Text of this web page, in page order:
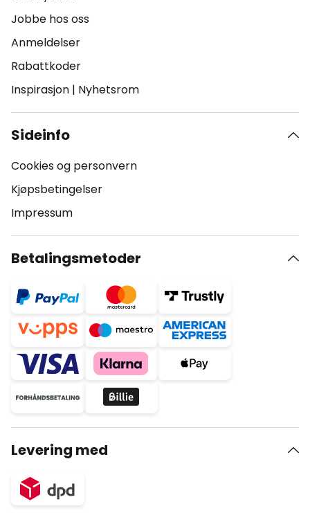
Jobbe hos oss
Anmeldelser
Rabattkoder
Inspirasjon | Nyhetsrom
Sideinfo
Cookies og personvern
Kjøpsbetingelser
Impressum
Betalingsmetoder
Levering med